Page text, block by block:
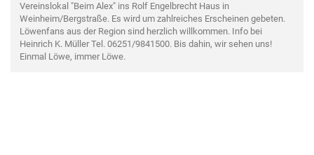
Vereinslokal "Beim Alex" ins Rolf Engelbrecht Haus in
Weinheim/Bergstraße. Es wird um zahlreiches Erscheinen gebeten.
Löwenfans aus der Region sind herzlich willkommen. Info bei
Heinrich K. Müller Tel. 06251/9841500. Bis dahin, wir sehen uns!
Einmal Löwe, immer Löwe.